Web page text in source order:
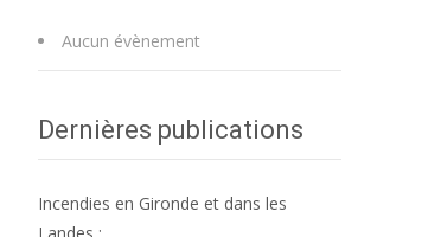
Aucun évènement
Dernières publications
Incendies en Gironde et dans les